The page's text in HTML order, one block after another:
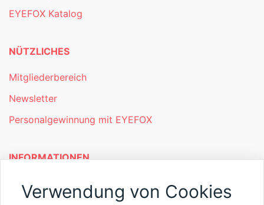
EYEFOX Katalog
NÜTZLICHES
Mitgliederbereich
Newsletter
Personalgewinnung mit EYEFOX
INFORMATIONEN
Was ist EYEFOX – Ihre Möglichkeiten
Verwendung von Cookies